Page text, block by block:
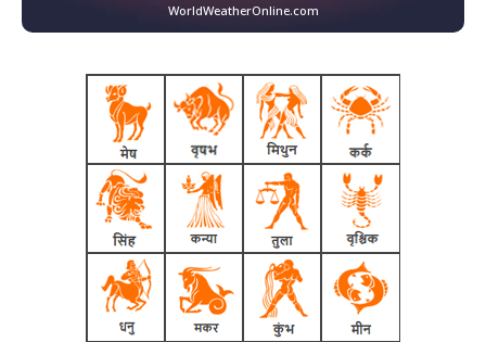
WorldWeatherOnline.com